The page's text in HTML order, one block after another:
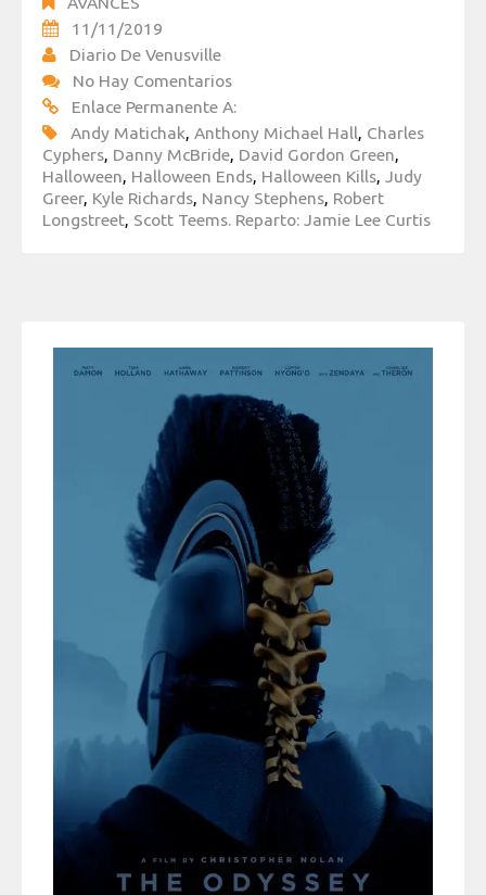
11/11/2019
Diario De Venusville
No Hay Comentarios
Enlace Permanente A:
Andy Matichak, Anthony Michael Hall, Charles
Cyphers, Danny McBride, David Gordon Green,
Halloween, Halloween Ends, Halloween Kills, Judy
Greer, Kyle Richards, Nancy Stephens, Robert
Longstreet, Scott Teems. Reparto: Jamie Lee Curtis